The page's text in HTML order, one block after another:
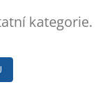
kategorie.